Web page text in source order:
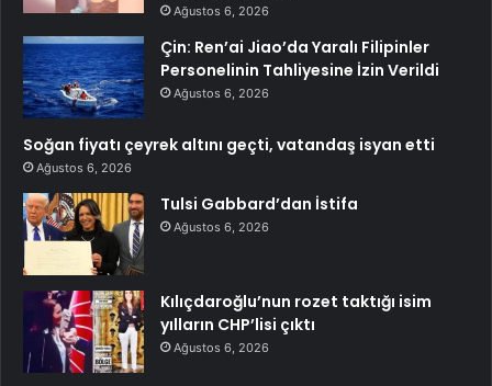
Ağustos 6, 2026
Çin: Ren’ai Jiao’da Yaralı Filipinler
Personelinin Tahliyesine İzin Verildi
Ağustos 6, 2026
Soğan fiyatı çeyrek altını geçti, vatandaş isyan etti
Ağustos 6, 2026
Tulsi Gabbard’dan İstifa
Ağustos 6, 2026
Kılıçdaroğlu’nun rozet taktığı isim
yılların CHP’lisi çıktı
Ağustos 6, 2026